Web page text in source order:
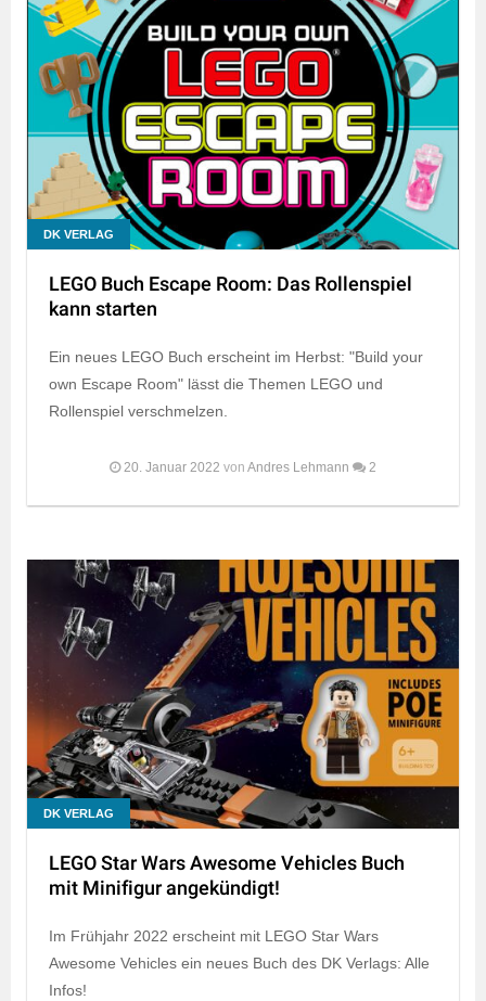
DK VERLAG
LEGO Buch Escape Room: Das Rollenspiel
kann starten
Ein neues LEGO Buch erscheint im Herbst: "Build your
own Escape Room" lässt die Themen LEGO und
Rollenspiel verschmelzen.
20. Januar 2022 von Andres Lehmann 2
DK VERLAG
LEGO Star Wars Awesome Vehicles Buch
mit Minifigur angekündigt!
Im Frühjahr 2022 erscheint mit LEGO Star Wars
Awesome Vehicles ein neues Buch des DK Verlags: Alle
Infos!